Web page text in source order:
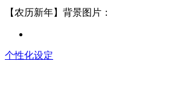
【农历新年】背景图片：
个性化设定